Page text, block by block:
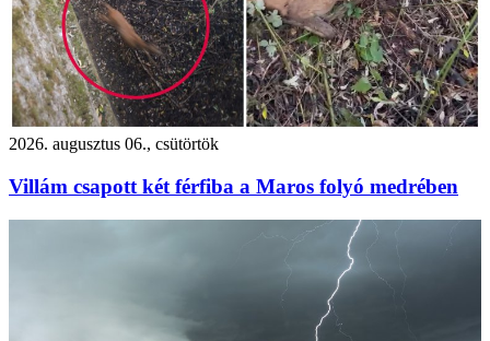
2026. augusztus 06., csütörtök
Villám csapott két férfiba a Maros folyó medrében